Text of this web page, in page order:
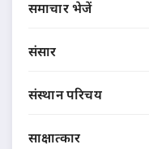
समाचार भेजें
संसार
संस्थान परिचय
साक्षात्कार